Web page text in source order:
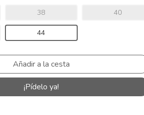
38 40
44
¡Pídelo ya!